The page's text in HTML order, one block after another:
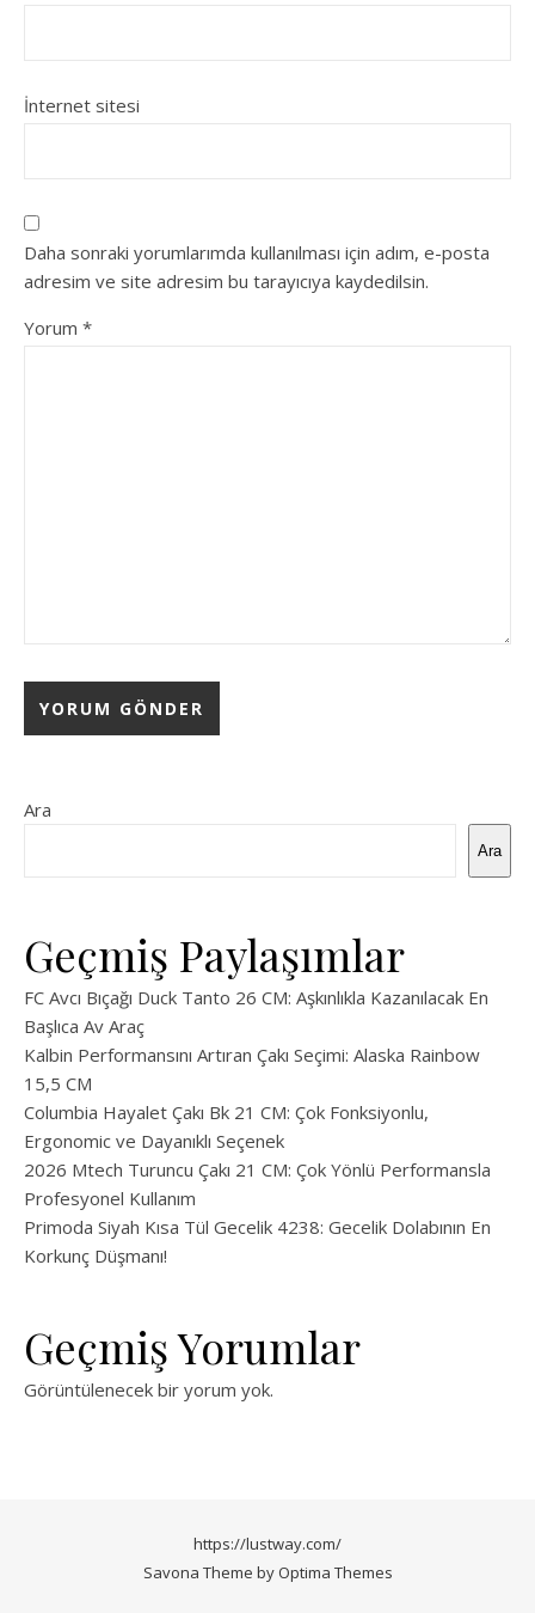
İnternet sitesi
Daha sonraki yorumlarımda kullanılması için adım, e-posta
adresim ve site adresim bu tarayıcıya kaydedilsin.
Yorum *
Ara
Ara
Geçmiş Paylaşımlar
FC Avcı Bıçağı Duck Tanto 26 CM: Aşkınlıkla Kazanılacak En
Başlıca Av Araç
Kalbin Performansını Artıran Çakı Seçimi: Alaska Rainbow
15,5 CM
Columbia Hayalet Çakı Bk 21 CM: Çok Fonksiyonlu,
Ergonomic ve Dayanıklı Seçenek
2026 Mtech Turuncu Çakı 21 CM: Çok Yönlü Performansla
Profesyonel Kullanım
Primoda Siyah Kısa Tül Gecelik 4238: Gecelik Dolabının En
Korkunç Düşmanı!
Geçmiş Yorumlar
Görüntülenecek bir yorum yok.
https://lustway.com/
Savona Theme by Optima Themes